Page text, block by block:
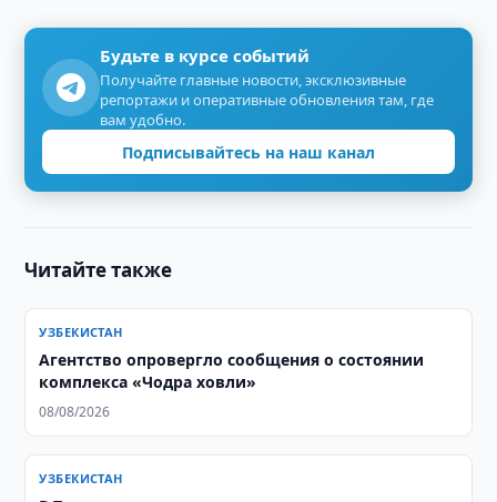
Будьте в курсе событий
Получайте главные новости, эксклюзивные
репортажи и оперативные обновления там, где
вам удобно.
Подписывайтесь на наш канал
Читайте также
УЗБЕКИСТАН
Агентство опровергло сообщения о состоянии
комплекса «Чодра ховли»
08/08/2026
УЗБЕКИСТАН